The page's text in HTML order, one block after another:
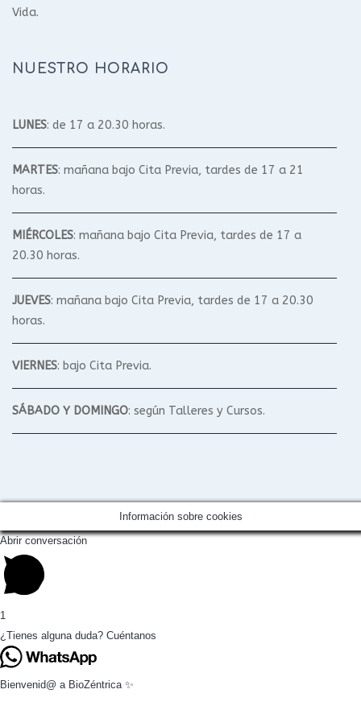
Vida.
NUESTRO HORARIO
LUNES: de 17 a 20.30 horas.
MARTES: mañana bajo Cita Previa, tardes de 17 a 21
horas.
MIÉRCOLES: mañana bajo Cita Previa, tardes de 17 a
20.30 horas.
JUEVES: mañana bajo Cita Previa, tardes de 17 a 20.30
horas.
VIERNES: bajo Cita Previa.
SÁBADO Y DOMINGO: según Talleres y Cursos.
Información sobre cookies
Abrir conversación
1
¿Tienes alguna duda? Cuéntanos
Bienvenid@ a BioZéntrica ✨